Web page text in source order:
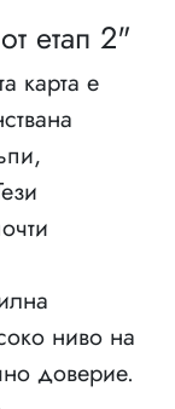
етап 2"
карта е
ниво на
доверие.